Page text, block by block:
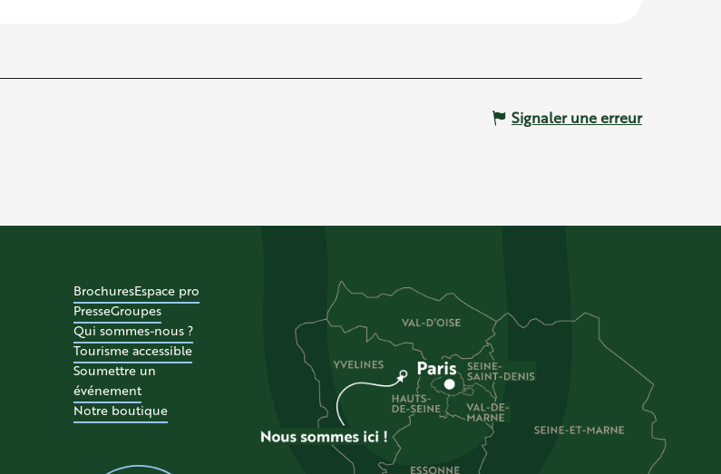
Signaler une erreur
BrochuresEspace pro
PresseGroupes
Qui sommes-nous ?
Tourisme accessible
Soumettre un
événement
Notre boutique